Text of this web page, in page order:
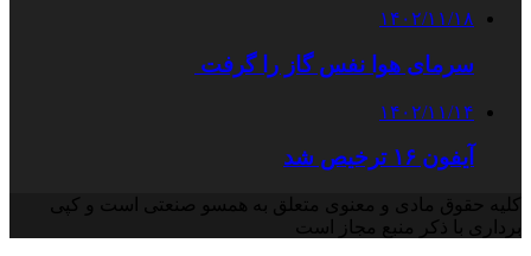
۱۴۰۲/۱۱/۱۸
سرمای هوا نفس گاز را گرفت
۱۴۰۲/۱۱/۱۴
آیفون ۱۶ ترخیص شد
کلیه حقوق مادی و معنوی متعلق به همسو صنعتی است و کپی
برداری با ذکر منبع مجاز است